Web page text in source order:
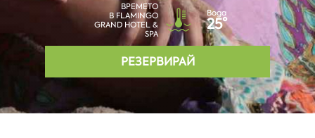
ВРЕМЕТО
В FLAMINGO
GRAND HOTEL &
SPA
Вода
25°
РЕЗЕРВИРАЙ